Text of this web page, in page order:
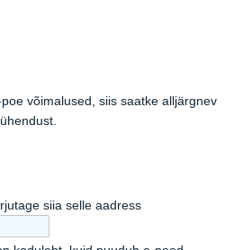
võimalused, siis saatke alljärgnev
siia selle aadress